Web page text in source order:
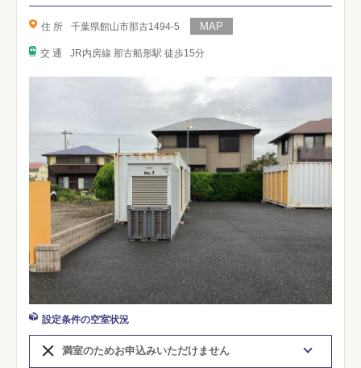
住 所 千葉県館山市那古1494-5
交 通 JR内房線 那古船形駅 徒歩15分
設定条件の空室状況
満室のためお申込みいただけません